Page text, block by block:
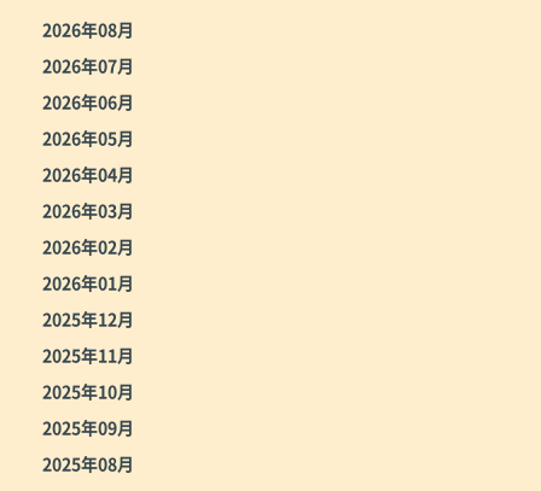
2026年08月
2026年07月
2026年06月
2026年05月
2026年04月
2026年03月
2026年02月
2026年01月
2025年12月
2025年11月
2025年10月
2025年09月
2025年08月